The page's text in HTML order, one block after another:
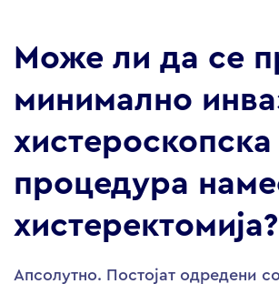
Може ли да се
минимално
хистероскопска
процедура
хистеректомија?
Апсолутно. Постојат одредени